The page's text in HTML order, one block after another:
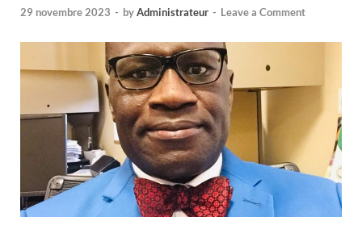
29 novembre 2023 - byAdministrateur - Leave a Comment